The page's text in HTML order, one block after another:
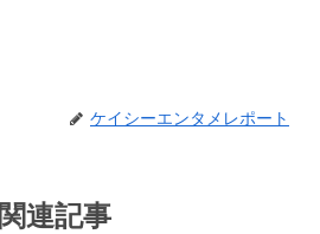
ケイシーエンタメレポート
関連記事